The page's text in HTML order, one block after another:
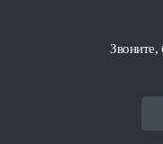
Звоните,